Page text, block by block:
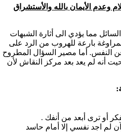
وعدم الأيمان بالله والأستشراق
مما يؤدي الى أثارة الشبهات
بارعة للهروب من الرد على
النفس. أما مصير السؤال المطروح
أنه لم يعد بعد مركز النقاش لأن
أو ترى أبعد من أنفك .
لم اجد نفسي إلا أمام حاسد